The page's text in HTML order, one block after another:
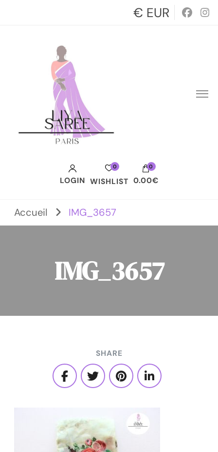
€ EUR
LOGIN
0
WISHLIST
0
0.00€
Votre panier est vide.
Accueil IMG_3657
IMG_3657
SHARE